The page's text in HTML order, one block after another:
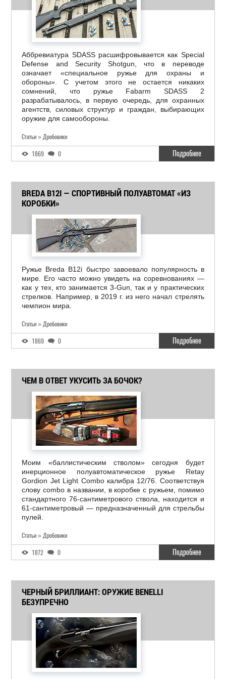
Аббревиатура SDASS расшифровывается как Special
Defense and Security Shotgun, что в переводе
означает «специальное ружье для охраны и
обороны». С учетом этого не остается никаких
сомнений, что ружье Fabarm SDASS 2
разрабатывалось, в первую очередь, для охранных
агентств, силовых структур и граждан, выбирающих
оружие для самообороны.
Статьи » Дробовики
1869 0 Подробнее
BREDA B12I — СПОРТИВНЫЙ ПОЛУАВТОМАТ «ИЗ
КОРОБКИ»
Ружье Breda B12i быстро завоевало популярность в
мире. Его часто можно увидеть на соревнованиях —
как у тех, кто занимается 3-Gun, так и у практических
стрелков. Например, в 2019 г. из него начал стрелять
чемпион мира.
Статьи » Дробовики
1869 0 Подробнее
ЧЕМ В ОТВЕТ УКУСИТЬ ЗА БОЧОК?
Моим «баллистическим стволом» сегодня будет
инерционное полуавтоматическое ружье Retay
Gordion Jet Light Combo калибра 12/76. Соответствуя
слову сombo в названии, в коробке с ружьем, помимо
стандартного 76-сантиметрового ствола, находится и
61-сантиметровый — предназначенный для стрельбы
пулей.
Статьи » Дробовики
1872 0 Подробнее
ЧЕРНЫЙ БРИЛЛИАНТ: ОРУЖИЕ BENELLI
БЕЗУПРЕЧНО